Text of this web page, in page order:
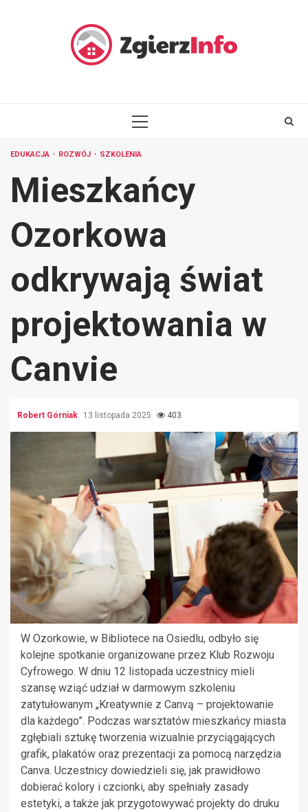
PRIMARY
EDUKACJA ROZWÓJ SZKOLENIA
Mieszkańcy
Ozorkowa
odkrywają świat
projektowania w
Canvie
Robert Górniak 13 listopada 2025 403
W Ozorkowie, w Bibliotece na Osiedlu, odbyło się
kolejne spotkanie organizowane przez Klub Rozwoju
Cyfrowego. W dniu 12 listopada uczestnicy mieli
szansę wziąć udział w darmowym szkoleniu
zatytułowanym „Kreatywnie z Canvą – projektowanie
dla każdego”. Podczas warsztatów mieszkańcy miasta
zgłębiali sztukę tworzenia wizualnie przyciągających
grafik, plakatów oraz prezentacji za pomocą narzędzia
Canva. Uczestnicy dowiedzieli się, jak prawidłowo
dobierać kolory i czcionki, aby spełniały zasady
estetyki, a także jak przygotowywać projekty do druku